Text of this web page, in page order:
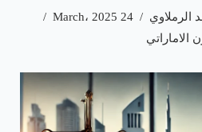
الرملاوي
24 March، 2025
الاماراتي